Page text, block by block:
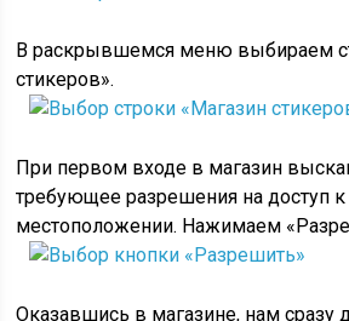
В раскрывшемся меню выбираем
стикеров».
При первом входе в магазин
требующее разрешения на доступ
местоположении. Нажимаем
Оказавшись в магазине, нам сразу